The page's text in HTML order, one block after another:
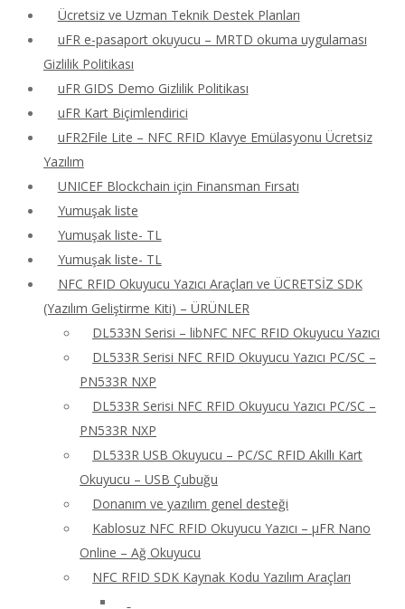
Ücretsiz ve Uzman Teknik Destek Planları
uFR e-pasaport okuyucu – MRTD okuma uygulaması
Gizlilik Politikası
uFR GIDS Demo Gizlilik Politikası
uFR Kart Biçimlendirici
uFR2File Lite – NFC RFID Klavye Emülasyonu Ücretsiz
Yazılım
UNICEF Blockchain için Finansman Fırsatı
Yumuşak liste
Yumuşak liste- TL
Yumuşak liste- TL
NFC RFID Okuyucu Yazıcı Araçları ve ÜCRETSİZ SDK
(Yazılım Geliştirme Kiti) – ÜRÜNLER
DL533N Serisi – libNFC NFC RFID Okuyucu Yazıcı
DL533R Serisi NFC RFID Okuyucu Yazıcı PC/SC –
PN533R NXP
DL533R Serisi NFC RFID Okuyucu Yazıcı PC/SC –
PN533R NXP
DL533R USB Okuyucu – PC/SC RFID Akıllı Kart
Okuyucu – USB Çubuğu
Donanım ve yazılım genel desteği
Kablosuz NFC RFID Okuyucu Yazıcı – μFR Nano
Online – Ağ Okuyucu
NFC RFID SDK Kaynak Kodu Yazılım Araçları